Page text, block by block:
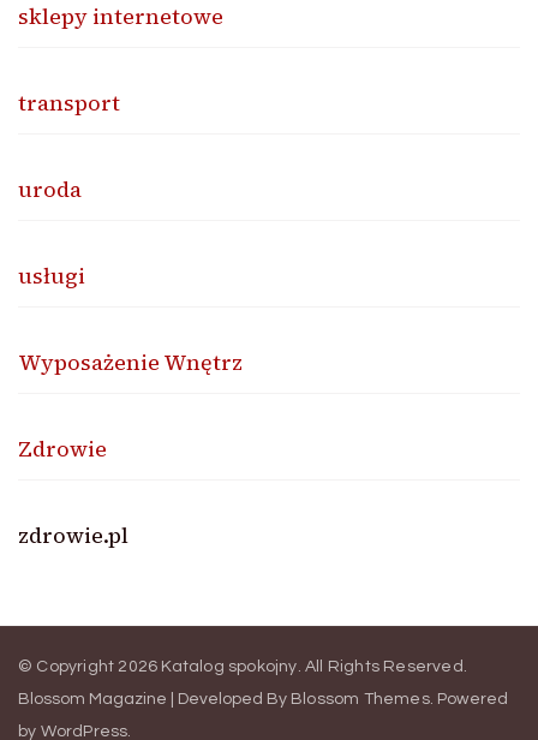
sklepy internetowe
transport
uroda
usługi
Wyposażenie Wnętrz
Zdrowie
zdrowie.pl
© Copyright 2026 Katalog spokojny. All Rights Reserved.
Blossom Magazine | Developed By Blossom Themes. Powered
by WordPress.